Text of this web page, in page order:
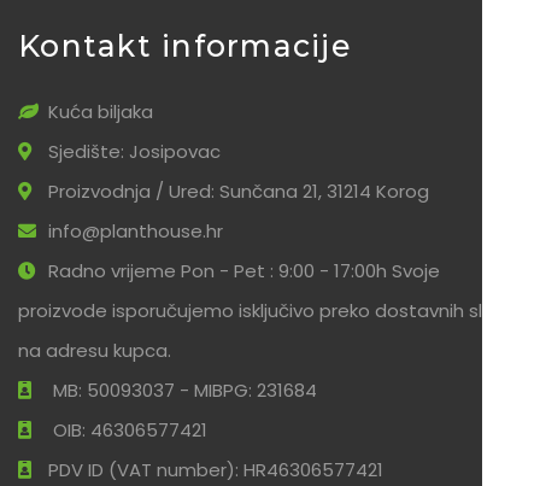
Kontakt informacije
Kuća biljaka
Sjedište: Josipovac
Proizvodnja / Ured: Sunčana 21, 31214 Korog
info@planthouse.hr
Radno vrijeme Pon - Pet : 9:00 - 17:00h Svoje
proizvode isporučujemo isključivo preko dostavnih službi
na adresu kupca.
MB: 50093037 - MIBPG: 231684
OIB: 46306577421
PDV ID (VAT number): HR46306577421